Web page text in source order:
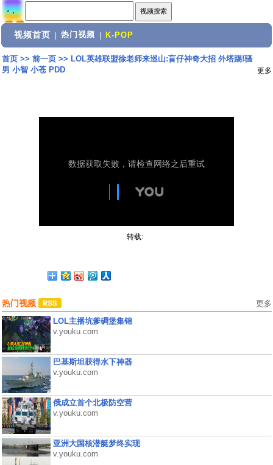
视频首页 热门视频 K-POP
首页>> 前一页>> LOL英雄联盟徐老师来巡山:盲仔神奇大招 外塔踢!骚
男 小智 小苍 PDD
更多
转载:
热门视频 更多
LOL主播坑爹碉堡集锦
v.youku.com
巴基斯坦获得水下神器
v.youku.com
俄成立首个北极防空营
v.youku.com
亚洲大国核潜艇梦终实现
v.youku.com